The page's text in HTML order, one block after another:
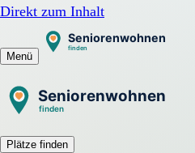
Direkt zum Inhalt
Menü
Plätze finden